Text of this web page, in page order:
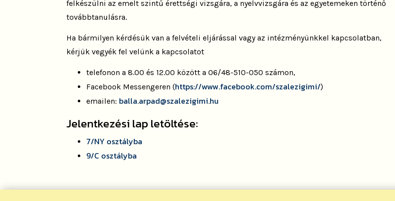
felkészülni az emelt szintű érettségi vizsgára, a nyelvvizsgára és az egyetemeken történő
továbbtanulásra.
Ha bármilyen kérdésük van a felvételi eljárással vagy az intézményünkkel kapcsolatban,
kérjük vegyék fel velünk a kapcsolatot
telefonon a8.00 és 12.00 között a 06/48-510-050 számon,
Facebook Messengeren (https://www.facebook.com/szalezigimi/)
emailen: balla.arpad@szalezigimi.hu
Jelentkezési lap letöltése:
7/NY osztályba
9/C osztályba